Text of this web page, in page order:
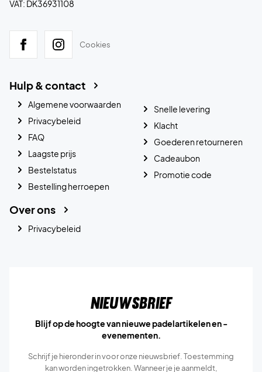
VAT: DK36931108
Cookies
Hulp & contact
Algemene voorwaarden
Privacybeleid
FAQ
Laagste prijs
Bestelstatus
Bestelling herroepen
Snelle levering
Klacht
Goederen retourneren
Cadeaubon
Promotie code
Over ons
Privacybeleid
Nieuwsbrief
Blijf op de hoogte van nieuwe padelartikelen en -
evenementen.
Schrijf je hieronder in voor onze nieuwsbrief. Toestemming
kan worden ingetrokken. Wanneer je je aanmeldt,